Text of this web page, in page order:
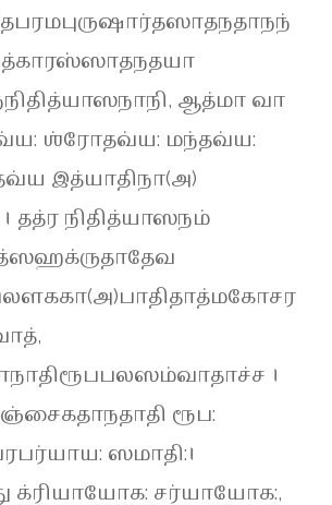
ஆத்மா வா
ஶ்ரோதவ்ய: மந்தவ்ய:
இத்யாதிநா(அ)
தத்ர நிதித்யாஸநம்
।
ரூப:
ஸமாதி:।
க்ரியாயோக: சர்யாயோக:,